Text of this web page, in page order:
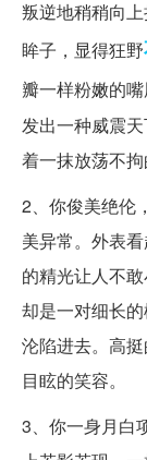
叛逆地稍稍向
眸子，显得狂野
瓣一样粉嫩的
发出一种威震
着一抹放荡不拘
2、你俊美绝伦
美异常。外表
的精光让人不
却是一对细长
沦陷进去。高
目眩的笑容。
3、你一身月白